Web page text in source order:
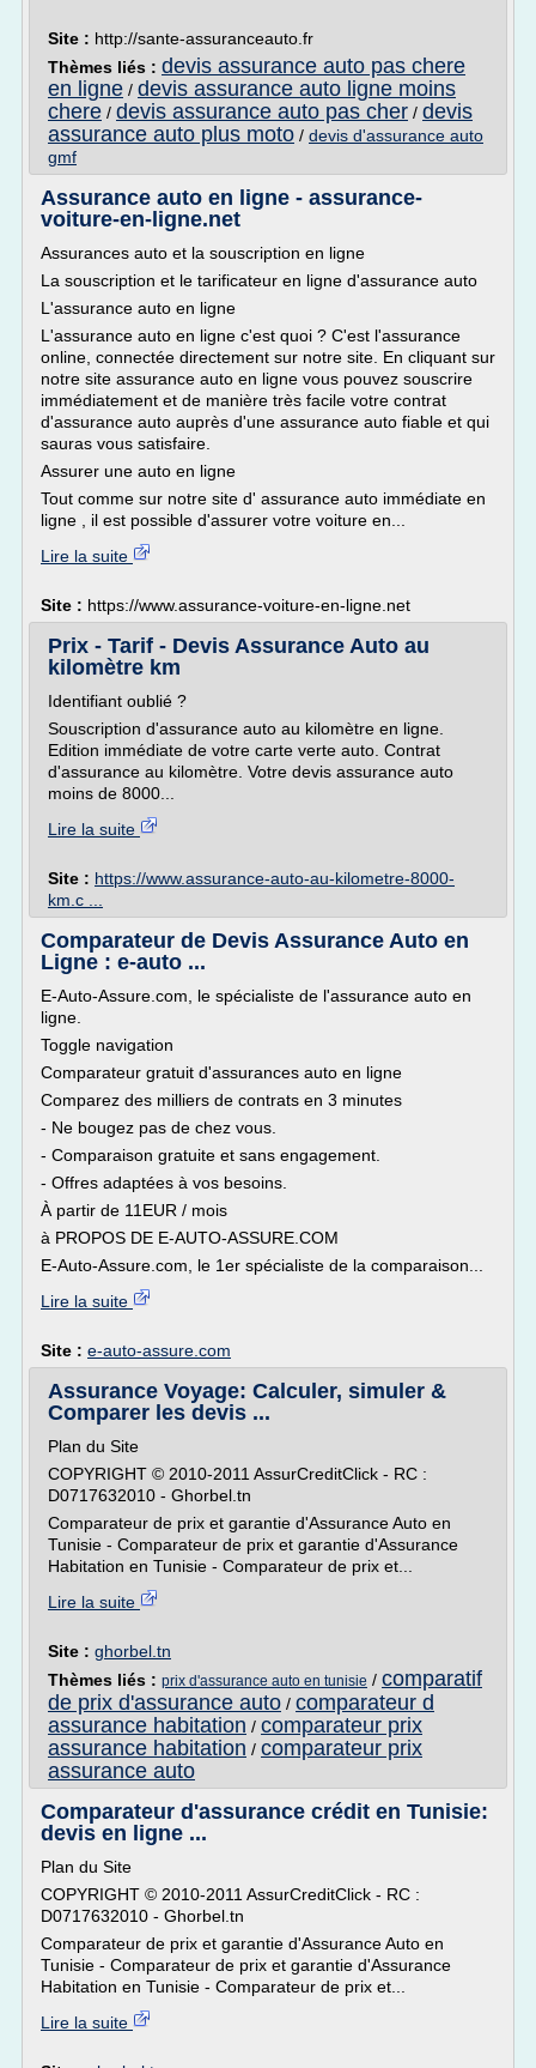
Site : http://sante-assuranceauto.fr
Thèmes liés : devis assurance auto pas chere
en ligne / devis assurance auto ligne moins
chere / devis assurance auto pas cher / devis
assurance auto plus moto / devis d'assurance auto
gmf
Assurance auto en ligne - assurance-
voiture-en-ligne.net
Assurances auto et la souscription en ligne
La souscription et le tarificateur en ligne d'assurance auto
L'assurance auto en ligne
L'assurance auto en ligne c'est quoi ? C'est l'assurance
online, connectée directement sur notre site. En cliquant sur
notre site assurance auto en ligne vous pouvez souscrire
immédiatement et de manière très facile votre contrat
d'assurance auto auprès d'une assurance auto fiable et qui
sauras vous satisfaire.
Assurer une auto en ligne
Tout comme sur notre site d' assurance auto immédiate en
ligne , il est possible d'assurer votre voiture en...
Lire la suite
Site : https://www.assurance-voiture-en-ligne.net
Prix - Tarif - Devis Assurance Auto au
kilomètre km
Identifiant oublié ?
Souscription d'assurance auto au kilomètre en ligne.
Edition immédiate de votre carte verte auto. Contrat
d'assurance au kilomètre. Votre devis assurance auto
moins de 8000...
Lire la suite
Site : https://www.assurance-auto-au-kilometre-8000-
km.c ...
Comparateur de Devis Assurance Auto en
Ligne : e-auto ...
E-Auto-Assure.com, le spécialiste de l'assurance auto en
ligne.
Toggle navigation
Comparateur gratuit d'assurances auto en ligne
Comparez des milliers de contrats en 3 minutes
- Ne bougez pas de chez vous.
- Comparaison gratuite et sans engagement.
- Offres adaptées à vos besoins.
À partir de 11EUR / mois
à PROPOS DE E-AUTO-ASSURE.COM
E-Auto-Assure.com, le 1er spécialiste de la comparaison...
Lire la suite
Site : e-auto-assure.com
Assurance Voyage: Calculer, simuler &
Comparer les devis ...
Plan du Site
COPYRIGHT © 2010-2011 AssurCreditClick - RC :
D0717632010 - Ghorbel.tn
Comparateur de prix et garantie d'Assurance Auto en
Tunisie - Comparateur de prix et garantie d'Assurance
Habitation en Tunisie - Comparateur de prix et...
Lire la suite
Site : ghorbel.tn
Thèmes liés : prix d'assurance auto en tunisie / comparatif
de prix d'assurance auto / comparateur d
assurance habitation / comparateur prix
assurance habitation / comparateur prix
assurance auto
Comparateur d'assurance crédit en Tunisie:
devis en ligne ...
Plan du Site
COPYRIGHT © 2010-2011 AssurCreditClick - RC :
D0717632010 - Ghorbel.tn
Comparateur de prix et garantie d'Assurance Auto en
Tunisie - Comparateur de prix et garantie d'Assurance
Habitation en Tunisie - Comparateur de prix et...
Lire la suite